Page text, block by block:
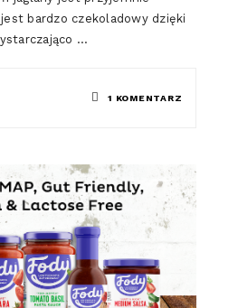
bardzo czekoladowy dzięki
…
1 KOMENTARZ